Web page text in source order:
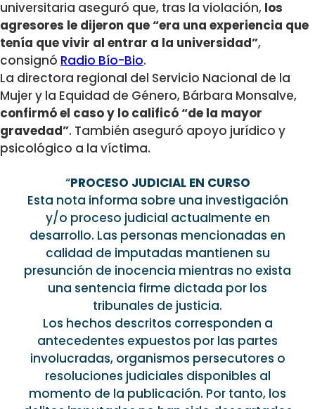
universitaria aseguró que, tras la violación, los
agresores le dijeron que “era una experiencia que
tenía que vivir al entrar a la universidad”,
consignó Radio Bío-Bio.
La directora regional del Servicio Nacional de la
Mujer y la Equidad de Género, Bárbara Monsalve,
confirmó el caso y lo calificó “de la mayor
gravedad”. También aseguró apoyo jurídico y
psicológico a la víctima.
“PROCESO JUDICIAL EN CURSO
Esta nota informa sobre una investigación
y/o proceso judicial actualmente en
desarrollo. Las personas mencionadas en
calidad de imputadas mantienen su
presunción de inocencia mientras no exista
una sentencia firme dictada por los
tribunales de justicia.
Los hechos descritos corresponden a
antecedentes expuestos por las partes
involucradas, organismos persecutores o
resoluciones judiciales disponibles al
momento de la publicación. Por tanto, los